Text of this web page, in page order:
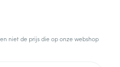
niet de prijs die op onze webshop